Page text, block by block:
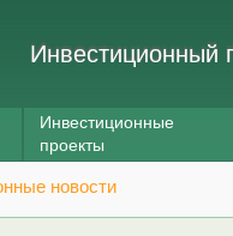
Инвестиционный
Инвестиционные
проекты
новости